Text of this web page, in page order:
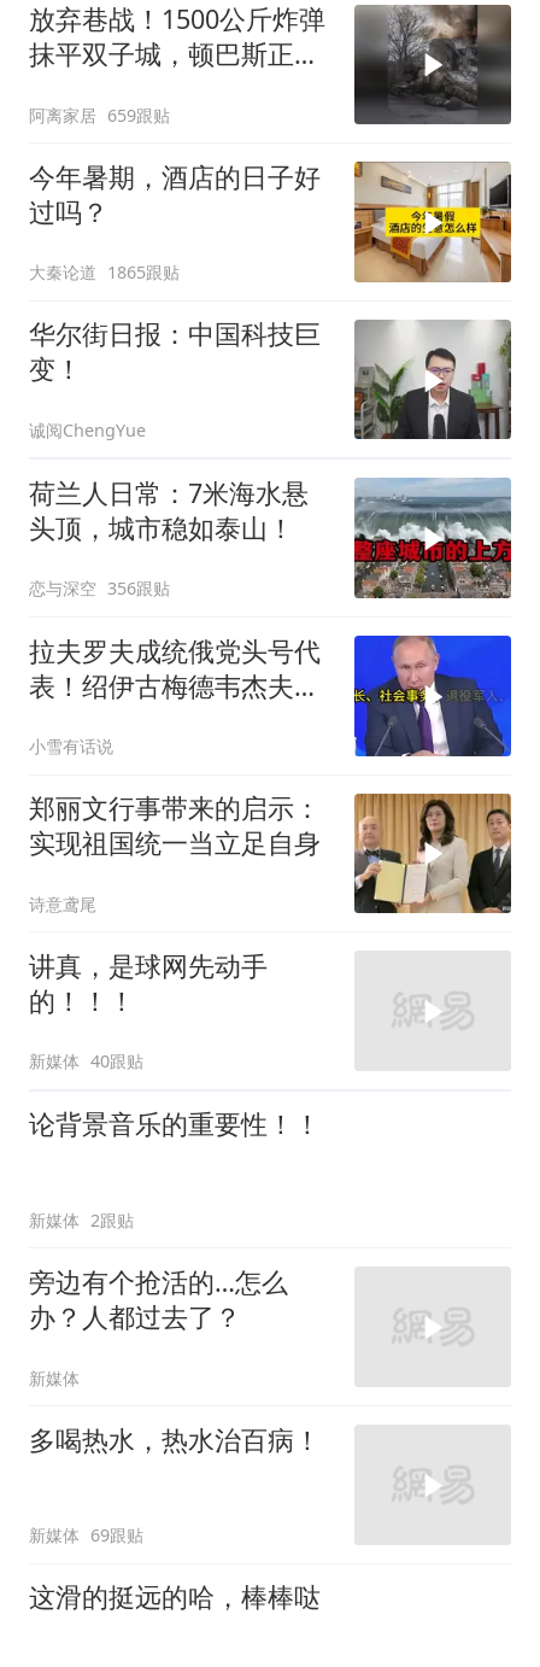
放弃巷战！1500公斤炸弹
抹平双子城，顿巴斯正变
阿离家居 659跟贴
今年暑期，酒店的日子好
过吗？
大秦论道 1865跟贴
华尔街日报：中国科技巨
变！
诚阅ChengYue
荷兰人日常：7米海水悬
头顶，城市稳如泰山！
恋与深空 356跟贴
拉夫罗夫成统俄党头号代
表！绍伊古梅德韦杰夫双
懂了吗
小雪有话说
郑丽文行事带来的启示：
实现祖国统一当立足自身
诗意鸢尾
讲真，是球网先动手
的！！！
新媒体 40跟贴
论背景音乐的重要性！！
新媒体 2跟贴
旁边有个抢活的…怎么
办？人都过去了？
新媒体
多喝热水，热水治百病！
新媒体 69跟贴
这滑的挺远的哈，棒棒哒